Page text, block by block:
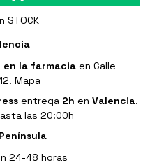
STOCK
en la farmaciaen Calle
Mapa
entrega 2h en Valencia.
las 20:00h
24-48 horas